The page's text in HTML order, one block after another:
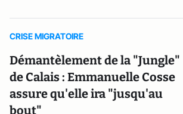
CRISE MIGRATOIRE
Démantèlement de la "Jungle"
de Calais : Emmanuelle Cosse
assure qu'elle ira "jusqu'au
bout"